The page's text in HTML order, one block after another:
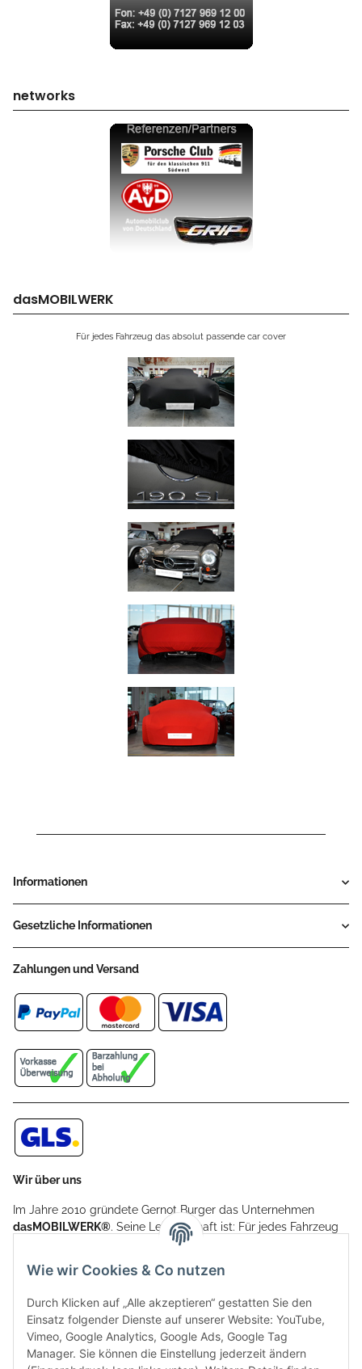
networks
dasMOBILWERK
Für jedes Fahrzeug das absolut passende car cover
Informationen
Gesetzliche Informationen
Zahlungen und Versand
Wir über uns
Im Jahre 2010 gründete Gernot Burger das Unternehmen
dasMOBILWERK®. Seine Leidenschaft ist: Für jedes Fahrzeug
ein Car Cover anzubieten - passgenau und individuell.
Aufgrund der vielen positiven Kundenrückmeldungen kamen
weitere Produkte, wie Reifenschuhe, Hardtopständer hinzu.
Seine Reifenschoner werden in Deutschland produziert und
sind mit hochwertigen Techniken und Materialien gefertigt.
dasMOBILWERK® ist seit der Gründung ein
Familienunternehmen, welches sich seit 2010 auf
Wie wir Cookies & Co nutzen
Durch Klicken auf „Alle akzeptieren“ gestatten Sie den
Einsatz folgender Dienste auf unserer Website: YouTube,
Vimeo, Google Analytics, Google Ads, Google Tag
Manager. Sie können die Einstellung jederzeit ändern